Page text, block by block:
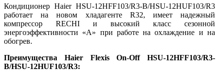
Кондиционер Haier HSU-12HFF103/R3-B/HSU-12HUF103/R3
работает на новом хладагенте R32, имеет надежный
компрессор RECHI и высокий класс сезонной
энергоэффективности «А» при работе на охлаждение и на
обогрев.
Преимущества Haier Flexis On-Off HSU-12HFF103/R3-
B/HSU-12HUF103/R3: